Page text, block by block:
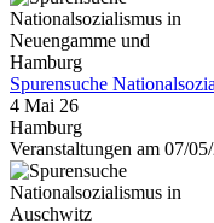
Spurensuche
4 Mai 26
Hamburg
Veranstaltungen am 07/